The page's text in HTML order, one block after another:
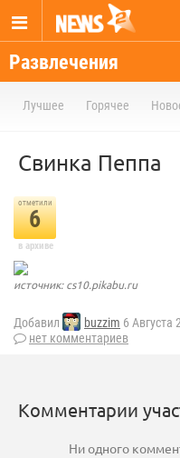
Развлечения
Лучшее Горячее
Свинка Пеппа
отметили
6
в архиве
источник: cs10.pikabu.ru
Добавил buzzim 6 Августа
нет комментариев
Комментарии
Ни одного